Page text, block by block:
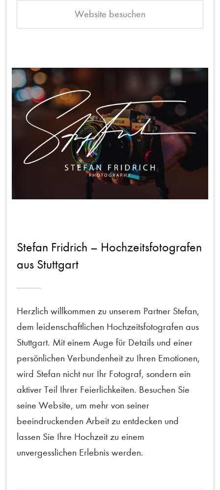
Website besuchen
Stefan Fridrich – Hochzeitsfotografen
aus Stuttgart
Herzlich willkommen zu unserem Partner Stefan,
dem leidenschaftlichen Hochzeitsfotografen aus
Stuttgart. Mit einem Auge für Details und einer
persönlichen Verbundenheit zu Ihren Emotionen,
wird Stefan nicht nur Ihr Fotograf, sondern ein
aktiver Teil Ihrer Feierlichkeiten. Besuchen Sie
seine Website, um mehr von seiner
beeindruckenden Arbeit zu entdecken und
lassen Sie Ihre Hochzeit zu einem
unvergesslichen Erlebnis werden.